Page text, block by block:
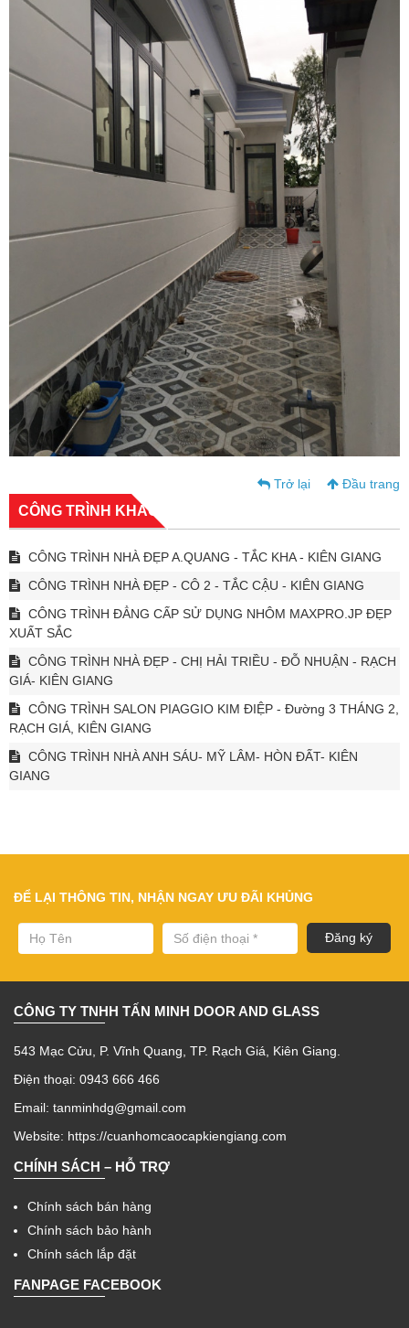
Trở lại Đầu trang
CÔNG TRÌNH KHÁC
CÔNG TRÌNH NHÀ ĐẸP A.QUANG - TẮC KHA - KIÊN GIANG
CÔNG TRÌNH NHÀ ĐẸP - CÔ 2 - TẮC CẬU - KIÊN GIANG
CÔNG TRÌNH ĐẲNG CẤP SỬ DỤNG NHÔM MAXPRO.JP ĐẸP
XUẤT SẮC
CÔNG TRÌNH NHÀ ĐẸP - CHỊ HẢI TRIỀU - ĐỖ NHUẬN - RẠCH
GIÁ- KIÊN GIANG
CÔNG TRÌNH SALON PIAGGIO KIM ĐIỆP - Đường 3 THÁNG 2,
RẠCH GIÁ, KIÊN GIANG
CÔNG TRÌNH NHÀ ANH SÁU- MỸ LÂM- HÒN ĐẤT- KIÊN
GIANG
ĐỂ LẠI THÔNG TIN, NHẬN NGAY ƯU ĐÃI KHỦNG
CÔNG TY TNHH TẤN MINH DOOR AND GLASS
543 Mạc Cửu, P. Vĩnh Quang, TP. Rạch Giá, Kiên Giang.
Điện thoại: 0943 666 466
Email: tanminhdg@gmail.com
Website: https://cuanhomcaocapkiengiang.com
CHÍNH SÁCH – HỖ TRỢ
Chính sách bán hàng
Chính sách bảo hành
Chính sách lắp đặt
FANPAGE FACEBOOK